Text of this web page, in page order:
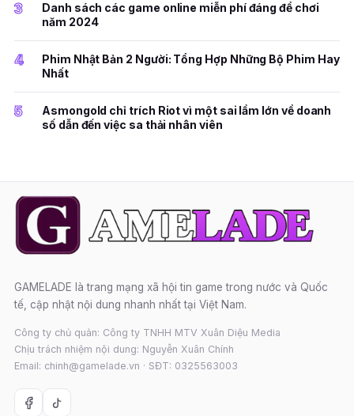
3
Danh sách các game online miễn phí đáng để chơi
năm 2024
4
Phim Nhật Bản 2 Người: Tổng Hợp Những Bộ Phim Hay
Nhất
5
Asmongold chỉ trích Riot vì một sai lầm lớn về doanh
số dẫn đến việc sa thải nhân viên
GAMELADE là trang mạng xã hội tin game trong nước và Quốc
tế, cập nhật nội dung nhanh nhất tại Việt Nam.
Công ty chủ quản: Công ty TNHH MTV Xuân Diệu Media
Chịu trách nhiệm nội dung: Nguyễn Xuân Chính
Email: chinh@gamelade.vn · SĐT: 0325563003